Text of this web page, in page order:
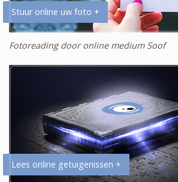
Stuur online uw foto +
Fotoreading door online medium Soof
Lees online getuigenissen +